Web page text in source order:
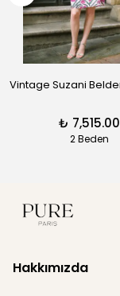
₺ 7,515.00
2 Beden
Hakkımızda